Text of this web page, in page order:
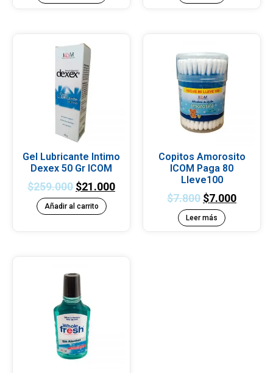
Gel Lubricante Intimo
Dexex 50 Gr ICOM
$259.000 $21.000
Añadir al carrito
Copitos Amorosito
ICOM Paga 80
Lleve100
$7.800 $7.000
Leer más